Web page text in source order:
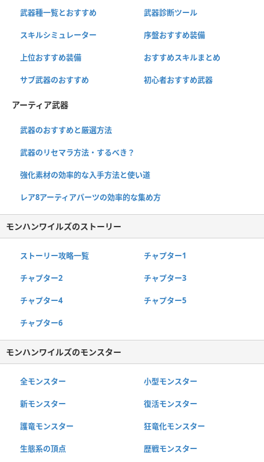
武器種一覧とおすすめ 武器診断ツール
スキルシミュレーター 序盤おすすめ装備
上位おすすめ装備 おすすめスキルまとめ
サブ武器のおすすめ 初心者おすすめ武器
アーティア武器
武器のおすすめと厳選方法
武器のリセマラ方法・するべき？
強化素材の効率的な入手方法と使い道
レア8アーティアパーツの効率的な集め方
モンハンワイルズのストーリー
ストーリー攻略一覧 チャプター1
チャプター2 チャプター3
チャプター4 チャプター5
チャプター6
モンハンワイルズのモンスター
全モンスター 小型モンスター
新モンスター 復活モンスター
護竜モンスター 狂竜化モンスター
生態系の頂点 歴戦モンスター